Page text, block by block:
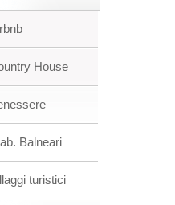
House
Balneari
turistici